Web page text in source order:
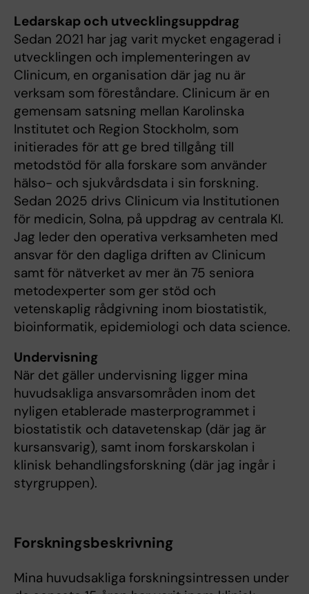
Ledarskap och utvecklingsuppdrag
Sedan 2021 har jag varit mycket engagerad i
utvecklingen och implementeringen av
Clinicum, en organisation där jag nu är
verksam som föreståndare. Clinicum är en
gemensam satsning mellan Karolinska
Institutet och Region Stockholm, som
initierades för att ge bred tillgång till
metodstöd för alla forskare som använder
hälso- och sjukvårdsdata i sin forskning.
Sedan 2025 drivs Clinicum via Institutionen
för medicin, Solna, på uppdrag av centrala KI.
Jag leder den operativa verksamheten med
ansvar för den dagliga driften av Clinicum
samt för nätverket av mer än 75 seniora
metodexperter som ger stöd och
vetenskaplig rådgivning inom biostatistik,
bioinformatik, epidemiologi och data science.
Undervisning
När det gäller undervisning ligger mina
huvudsakliga ansvarsområden inom det
nyligen etablerade masterprogrammet i
biostatistik och datavetenskap (där jag är
kursansvarig), samt inom forskarskolan i
klinisk behandlingsforskning (där jag ingår i
styrgruppen).
Forskningsbeskrivning
Mina huvudsakliga forskningsintressen under